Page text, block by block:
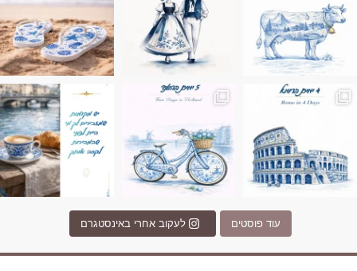
Instagram post
Instagram post 17994326828955248
עוד פוסטים לעקוב אחרי באינסטגרם